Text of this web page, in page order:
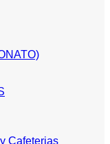
Cafeterias